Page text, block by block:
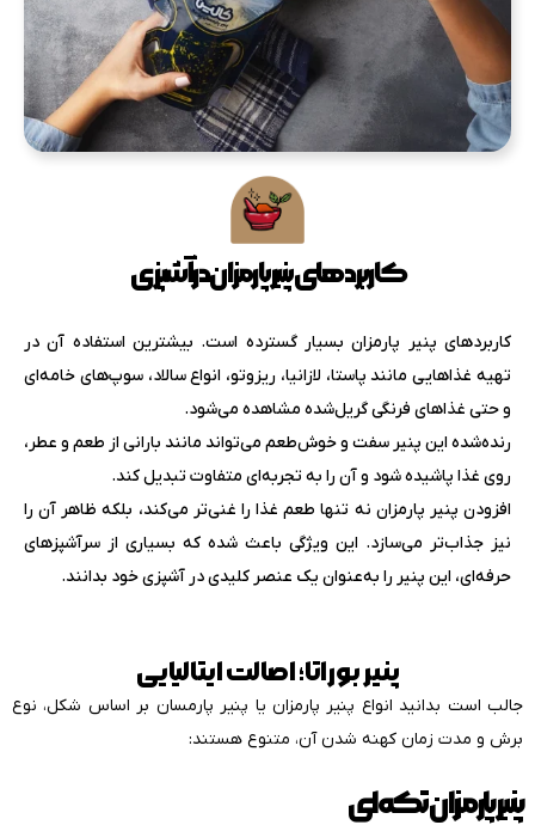
کاربردهای پنیر پارمزان در آشپزی
کاربردهای پنیر پارمزان بسیار گسترده است. بیشترین استفاده آن در
تهیه غذاهایی مانند پاستا، لازانیا، ریزوتو، انواع سالاد، سوپ‌های خامه‌ای
و حتی غذاهای فرنگی گریل‌شده مشاهده می‌شود.
رنده‌شده این پنیر سفت و خوش‌طعم می‌تواند مانند بارانی از طعم و عطر،
روی غذا پاشیده شود و آن را به تجربه‌ای متفاوت تبدیل کند.
افزودن پنیر پارمزان نه تنها طعم غذا را غنی‌تر می‌کند، بلکه ظاهر آن را
نیز جذاب‌تر می‌سازد. این ویژگی باعث شده که بسیاری از سرآشپزهای
حرفه‌ای، این پنیر را به‌عنوان یک عنصر کلیدی در آشپزی خود بدانند.
پنیر بوراتا؛ اصالت ایتالیایی
جالب است بدانید انواع پنیر پارمزان یا پنیر پارمسان بر اساس شکل، نوع
برش و مدت زمان کهنه شدن آن، متنوع هستند:
پنیر پارمزان تکه‌ای